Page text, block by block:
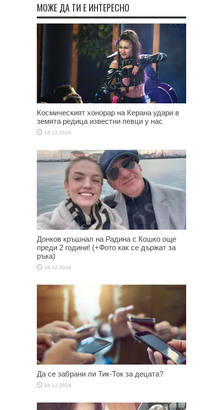
МОЖЕ ДА ТИ Е ИНТЕРЕСНО
Космическият хонорар на Керана удари в
земята редица известни певци у нас
16.12.2024
Донков кръшнал на Радина с Кошко още
преди 2 години! (+Фото как се държат за
ръка)
16.12.2024
Да се забрани ли Тик-Ток за децата?
16.12.2024